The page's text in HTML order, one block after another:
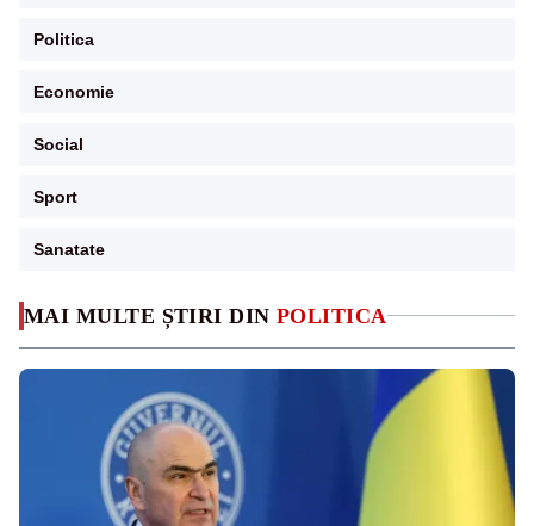
MAI MULTE ȘTIRI DIN POLITICA
Politica
Economie
Social
Sport
Sanatate